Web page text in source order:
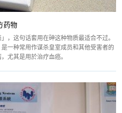
药物
，这句话套用在砷这种物质最适合不过。
一种常用作谋杀皇室成员和其他受害者的
尤其是用於治疗血癌。